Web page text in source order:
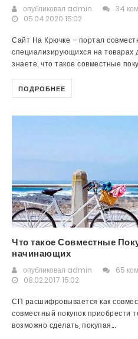
опубликовал admin
34
05.04.2020 15:02
Сайт На Крючке – портал
специализирующихся на товарах
знаете, что такое совместные
ПОДРОБНЕЕ
Что такое Совместные
начинающих
опубликовал admin
65
08.02.2017 15:02
СП расшифровывается как
совместный покупок приобрести
возможно сделать, покупая...